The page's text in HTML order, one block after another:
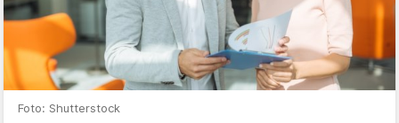
Foto: Shutterstock